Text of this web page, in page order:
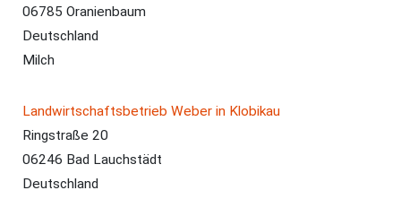
06785 Oranienbaum
Deutschland
Milch
Landwirtschaftsbetrieb Weber in Klobikau
Ringstraße 20
06246 Bad Lauchstädt
Deutschland